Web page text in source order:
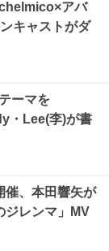
アバ
キャストがダ
ーマを
・Lee(李)が書
催、本田響矢が
ジレンマ」MV